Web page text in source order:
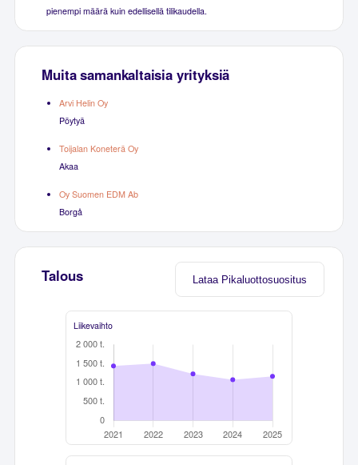
pienempi määrä kuin edellisellä tilikaudella.
Muita samankaltaisia yrityksiä
Arvi Helin Oy
Pöytyä
Toijalan Koneterä Oy
Akaa
Oy Suomen EDM Ab
Borgå
Lataa Pikaluottosuositus
Talous
Liikevaihto